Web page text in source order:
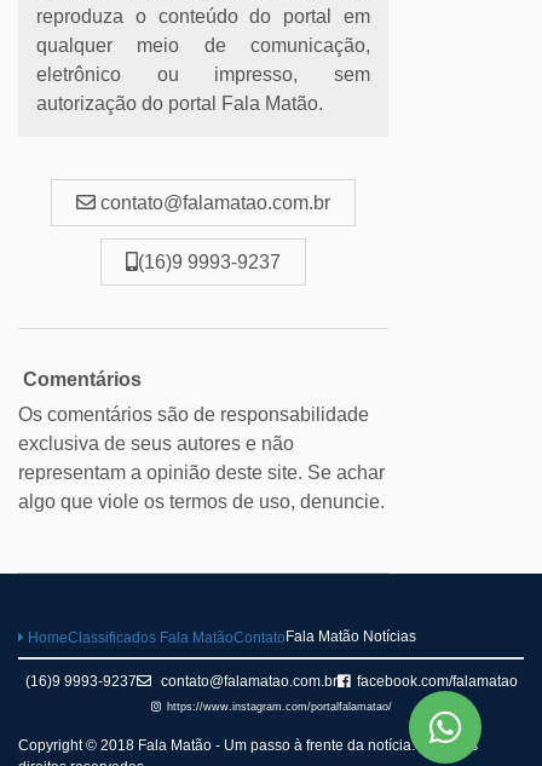
reproduza o conteúdo do portal em
qualquer meio de comunicação,
eletrônico ou impresso, sem
autorização do portal Fala Matão.
contato@falamatao.com.br
(16)9 9993-9237
Comentários
Os comentários são de responsabilidade
exclusiva de seus autores e não
representam a opinião deste site. Se achar
algo que viole os termos de uso, denuncie.
HomeClassificados Fala MatãoContato Fala Matão Notícias
(16)9 9993-9237 contato@falamatao.com.br facebook.com/falamatao
https://www.instagram.com/portalfalamatao/
Copyright © 2018 Fala Matão - Um passo à frente da notícia. Todos os